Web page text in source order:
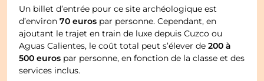
Un billet d’entrée pour ce site archéologique est
d’environ70 euros par personne. Cependant, en
ajoutant le trajet en train de luxe depuis Cuzco ou
Aguas Calientes, le coût total peut s’élever de200 à
500 euros par personne, en fonction de la classe et des
services inclus.